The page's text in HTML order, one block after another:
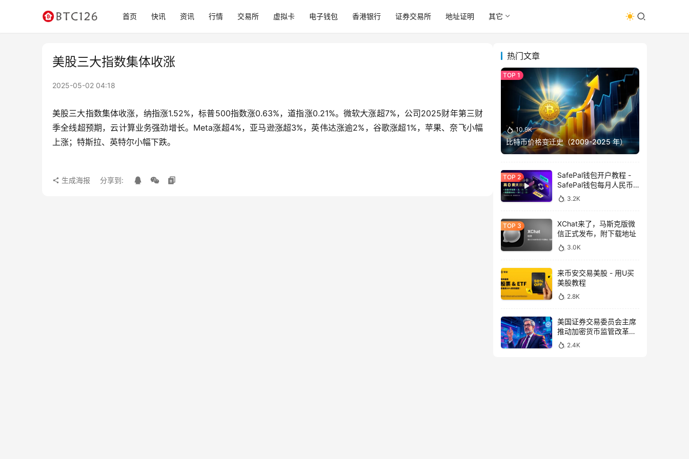
首页 快讯 资讯 行情 交易所 虚拟卡 电子钱包 香港银行 证券交易所 地址证明 其它
美股三大指数集体收涨
2025-05-02 04:18
美股三大指数集体收涨，纳指涨1.52%，标普500指数涨0.63%，道指涨0.21%。微软大涨超7%，公司2025财年第三财
季全线超预期，云计算业务强劲增长。Meta涨超4%，亚马逊涨超3%，英伟达涨逾2%，谷歌涨超1%，苹果、奈飞小幅
上涨；特斯拉、英特尔小幅下跌。
生成海报 分享到:
热门文章
10.9K
比特币价格变迁史（2009-2025 年）
SafePal钱包开户教程 -
SafePal钱包每月人民币
消费前666U享受汇损补
贴
3.2K
XChat来了，马斯克版微
信正式发布，附下载地址
3.0K
来币安交易美股 - 用U买
美股教程
2.8K
美国证券交易委员会主席
推动加密货币监管改革，
力求未来验证
2.4K